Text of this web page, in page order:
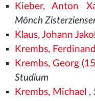
Kieber, Anton
Mönch
Klaus, Johann
Krembs,
Krembs, Georg
Studium
Krembs, Michael ,